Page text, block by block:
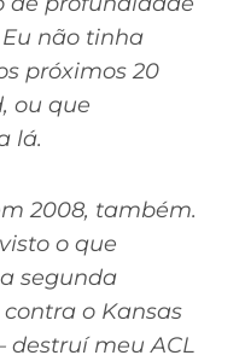
Eu não tinha
próximos 20
ou que
lá.
2008, também.
o que
segunda
o Kansas
destruí meu ACL